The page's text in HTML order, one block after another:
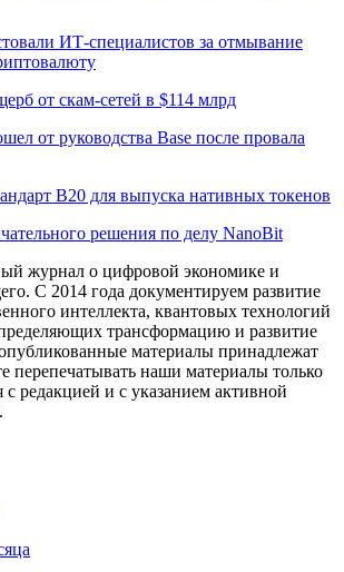
ИТ-специалистов за отмывание
от скам-сетей в $114 млрд
от руководства Base после провала
B20 для выпуска нативных токенов
решения по делу NanoBit
журнал о цифровой экономике и
С 2014 года документируем развитие
интеллекта, квантовых технологий
трансформацию и развитие
материалы принадлежат
наши материалы только
с редакцией и с указанием активной